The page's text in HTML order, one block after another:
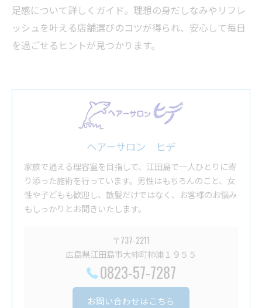
足感について詳しくガイド。理想の身だしなみやリフレ
ッシュを叶える店舗選びのコツが得られ、安心して毎日
を過ごせるヒントが見つかります。
ヘアーサロン ヒデ
家族で通える理容室を目指して、江田島で一人ひとりに寄
り添った施術を行っています。男性はもちろんのこと、女
性や子どもも歓迎し、散髪だけではなく、お客様のお悩み
もしっかりとお聞きいたします。
〒737-2211
広島県江田島市大柿町柿浦１９５５
0823-57-7287
お問い合わせはこちら